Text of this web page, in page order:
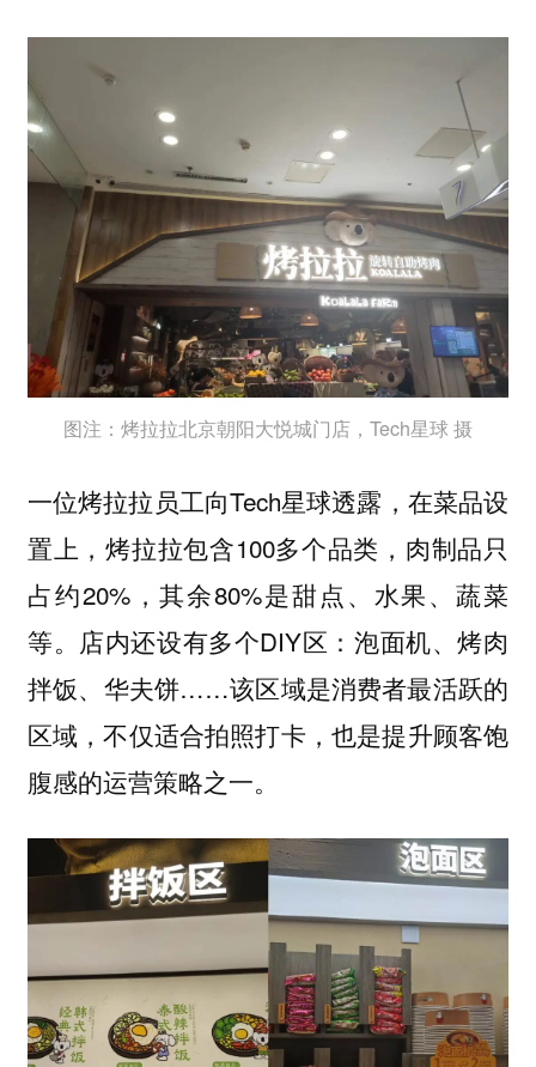
图注：烤拉拉北京朝阳大悦城门店，Tech星球 摄
一位烤拉拉员工向Tech星球透露，在菜品设
置上，烤拉拉包含100多个品类，肉制品只
占约20%，其余80%是甜点、水果、蔬菜
等。店内还设有多个DIY区：泡面机、烤肉
拌饭、华夫饼……该区域是消费者最活跃的
区域，不仅适合拍照打卡，也是提升顾客饱
腹感的运营策略之一。